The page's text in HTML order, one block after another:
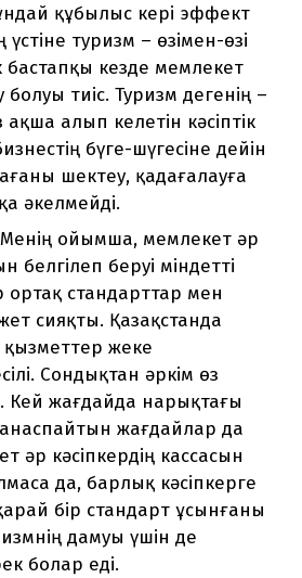
құбылыс кері эффект
туризм – өзімен-өзі
кезде мемлекет
тиіс. Туризм дегенің –
алып келетін кәсіптік
бүге-шүгесіне дейін
шектеу, қадағалауға
әкелмейді.
Менің ойымша, мемлекет әр
белгілеп беруі міндетті
ортақ стандарттар мен
сияқты. Қазақстанда
қызметтер жеке
Сондықтан әркім өз
Кей жағдайда нарықтағы
жағдайлар да
әр кәсіпкердің кассасын
да, барлық кәсіпкерге
бір стандарт ұсынғаны
дамуы үшін де
болар еді.